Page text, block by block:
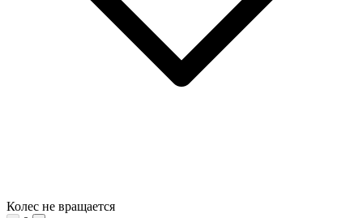
Колес не вращается